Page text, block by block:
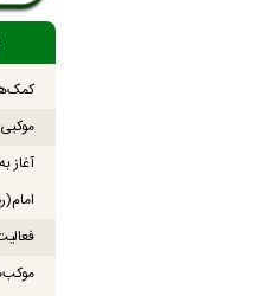
آغاز
فعالیت ۹ موکب بندرلنگه در مسیر